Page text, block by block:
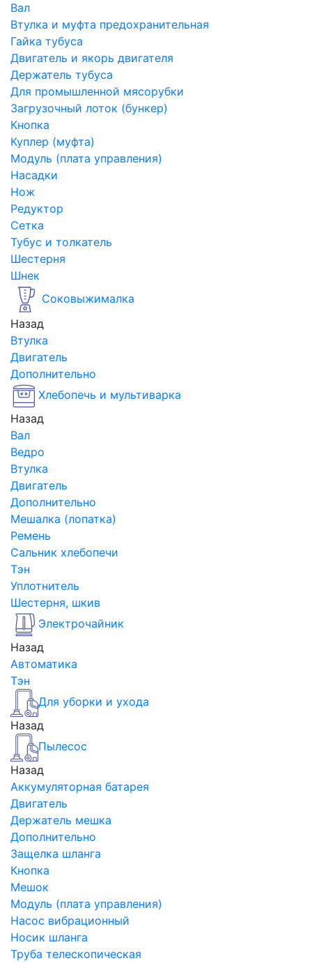
Вал
Втулка и муфта предохранительная
Гайка тубуса
Двигатель и якорь двигателя
Держатель тубуса
Для промышленной мясорубки
Загрузочный лоток (бункер)
Кнопка
Куплер (муфта)
Модуль (плата управления)
Насадки
Нож
Редуктор
Сетка
Тубус и толкатель
Шестерня
Шнек
Соковыжималка
Назад
Втулка
Двигатель
Дополнительно
Хлебопечь и мультиварка
Назад
Вал
Ведро
Втулка
Двигатель
Дополнительно
Мешалка (лопатка)
Ремень
Сальник хлебопечи
Тэн
Уплотнитель
Шестерня, шкив
Электрочайник
Назад
Автоматика
Тэн
Для уборки и ухода
Назад
Пылесос
Назад
Аккумуляторная батарея
Двигатель
Держатель мешка
Дополнительно
Защелка шланга
Кнопка
Мешок
Модуль (плата управления)
Насос вибрационный
Носик шланга
Труба телескопическая